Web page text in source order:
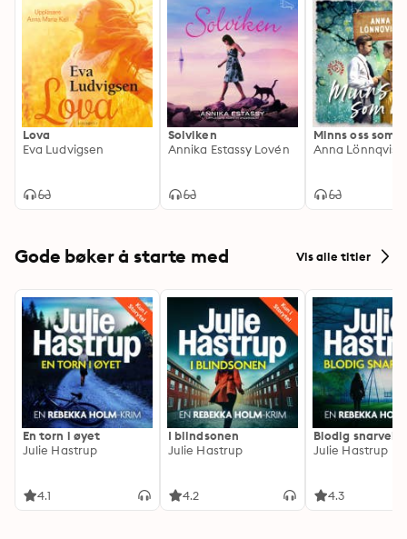
på sin spets strider de för sin kärlek mot alla odds.
Lova
Eva Ludvigsen
Solviken
Annika Estassy Lovén
Minns oss som
Anna Lönnqvist
Gode bøker å starte med Vis alle titler
En torn i øyet
Julie Hastrup
4.1
I blindsonen
Julie Hastrup
4.2
Blodig snarvei
Julie Hastrup
4.3